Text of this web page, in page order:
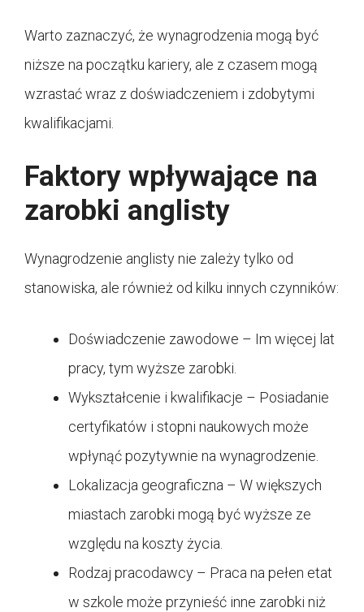
Warto zaznaczyć, że wynagrodzenia mogą być
niższe na początku kariery, ale z czasem mogą
wzrastać wraz z doświadczeniem i zdobytymi
kwalifikacjami.
Faktory wpływające na
zarobki anglisty
Wynagrodzenie anglisty nie zależy tylko od
stanowiska, ale również od kilku innych czynników:
Doświadczenie zawodowe – Im więcej lat
pracy, tym wyższe zarobki.
Wykształcenie i kwalifikacje – Posiadanie
certyfikatów i stopni naukowych może
wpłynąć pozytywnie na wynagrodzenie.
Lokalizacja geograficzna – W większych
miastach zarobki mogą być wyższe ze
względu na koszty życia.
Rodzaj pracodawcy – Praca na pełen etat
w szkole może przynieść inne zarobki niż